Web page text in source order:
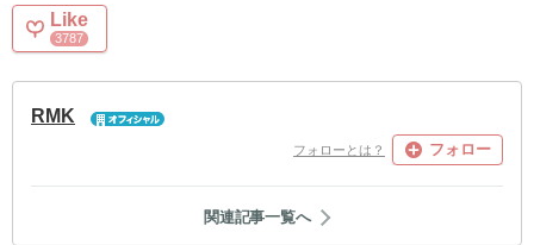
Like
3787
RMK
フォロー
フォローとは？
関連記事一覧へ